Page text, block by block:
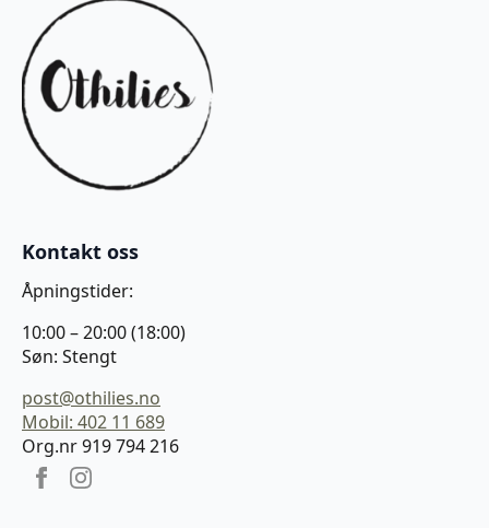
Kontakt oss
Åpningstider:
10:00 – 20:00 (18:00)
Søn: Stengt
post@othilies.no
Mobil: 402 11 689
Org.nr 919 794 216